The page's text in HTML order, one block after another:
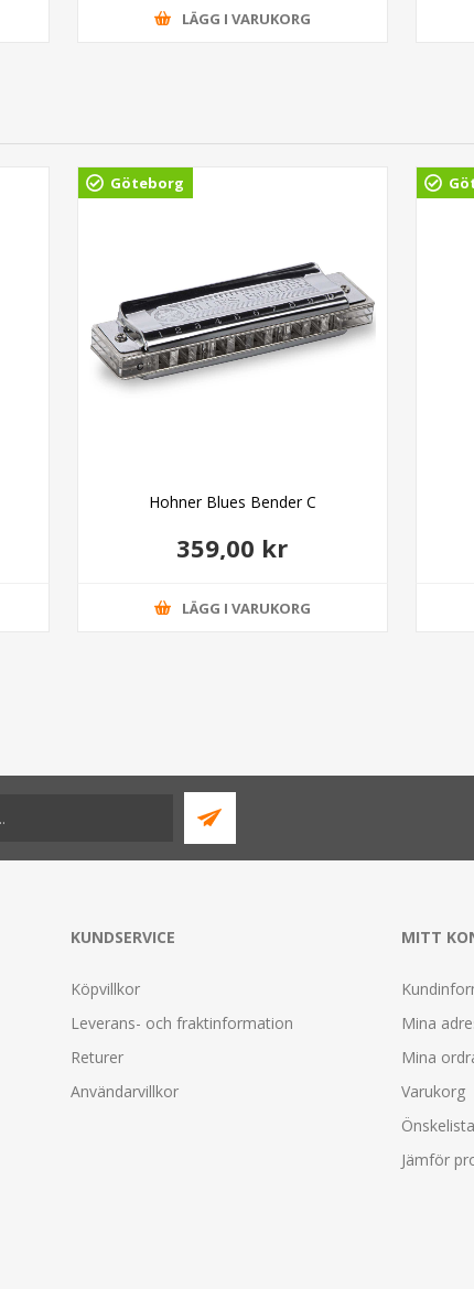
LÄGG I VARUKORG
Göteborg
Hohner Blues Bender C
359,00 kr
LÄGG I VARUKORG
KUNDSERVICE
Köpvillkor
Leverans- och fraktinformation
Returer
Användarvillkor
MITT
Mina
Mina
Varukorg
Önskelista
Jämför